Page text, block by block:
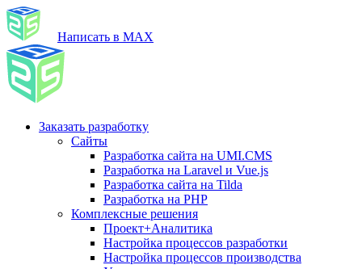
Написать в MAX
Заказать разработку
Сайты
Разработка сайта на UMI.CMS
Разработка на Laravel и Vue.js
Разработка сайта на Tilda
Разработка на PHP
Комплексные решения
Проект+Аналитика
Настройка процессов разработки
Настройка процессов производства